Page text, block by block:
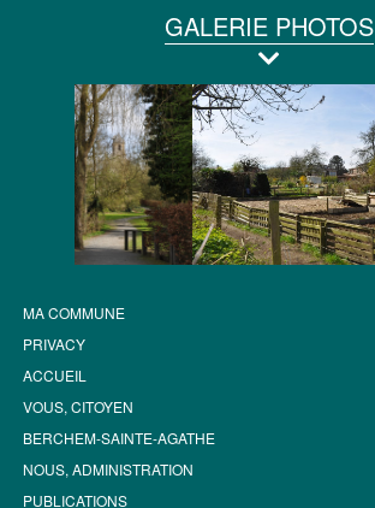
GALERIE PHOTOS
MA COMMUNE
PRIVACY
ACCUEIL
VOUS, CITOYEN
BERCHEM-SAINTE-AGATHE
NOUS, ADMINISTRATION
PUBLICATIONS